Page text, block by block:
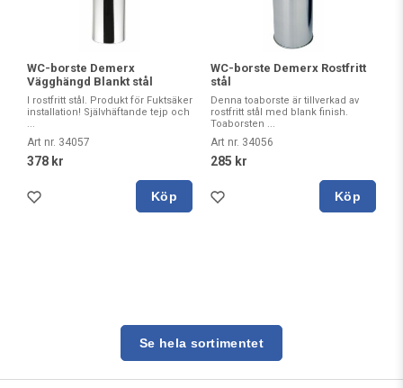
WC-borste Demerx
Vägghängd Blankt stål
I rostfritt stål. Produkt för Fuktsäker
installation! Självhäftande tejp och
...
Art nr. 34057
378 kr
Köp
WC-borste Demerx Rostfritt
stål
Denna toaborste är tillverkad av
rostfritt stål med blank finish.
Toaborsten ...
Art nr. 34056
285 kr
Köp
Se hela sortimentet